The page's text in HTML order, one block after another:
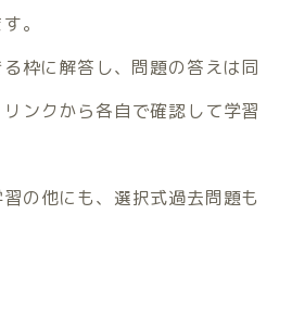
。
枠に解答し、問題の答えは同
ンクから各自で確認して学習
の他にも、選択式過去問題も